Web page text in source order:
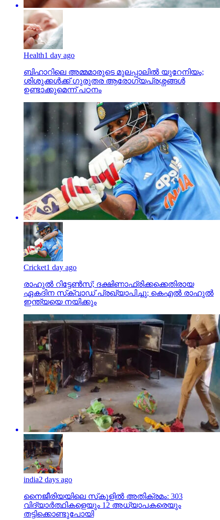
Health1 day ago
ബിഹാറിലെ അമ്മമാരുടെ മുലപ്പാലിൽ യുറേനിയം;
ശിശുക്കൾക്ക് ​ഗുരുതര ആരോ​ഗ്യപ്രശ്നങ്ങൾ
ഉണ്ടാക്കുമെന്ന് പഠനം
Cricket1 day ago
രാഹുൽ റിട്ടേൺസ്; ദക്ഷിണാഫ്രിക്കക്കെതിരായ
ഏകദിന സ്‌ക്വാഡ് പ്രഖ്യാപിച്ചു; കെഎൽ രാഹുൽ
ഇന്ത്യയെ നയിക്കും
india2 days ago
നൈജീരിയയിലെ സ്‌കൂളില്‍ അതിക്രമം: 303
വിദ്യാര്‍ത്ഥികളെയും 12 അധ്യാപകരെയും
തട്ടിക്കൊണ്ടുപോയി